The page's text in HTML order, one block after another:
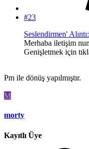
#23
Seslendirmen' Alıntı:
Merhaba iletişim
Genişletmek için
Pm ile dönüş yapılmıştır.
M
morty
Kayıtlı Üye